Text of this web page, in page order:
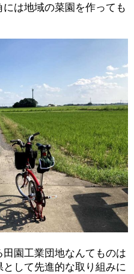
は地域の菜園を作っても
園工業団地なんてものは
して先進的な取り組みに